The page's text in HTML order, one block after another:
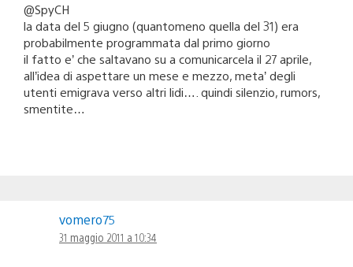
@SpyCH
la data del 5 giugno (quantomeno quella del 31) era
probabilmente programmata dal primo giorno
il fatto e’ che saltavano su a comunicarcela il 27 aprile,
all’idea di aspettare un mese e mezzo, meta’ degli
utenti emigrava verso altri lidi…. quindi silenzio, rumors,
smentite…
vomero75
31 maggio 2011 a 10:34